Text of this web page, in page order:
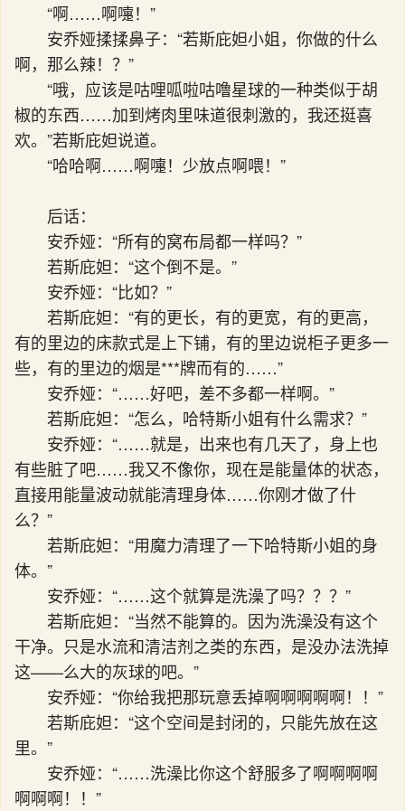
“啊……啊嚏！”
安乔娅揉揉鼻子：“若斯庇妲小姐，你做的什么
啊，那么辣！？”
“哦，应该是咕哩呱啦咕噜星球的一种类似于胡
椒的东西……加到烤肉里味道很刺激的，我还挺喜
欢。”若斯庇妲说道。
“哈哈啊……啊嚏！少放点啊喂！”
后话：
安乔娅：“所有的窝布局都一样吗？”
若斯庇妲：“这个倒不是。”
安乔娅：“比如？”
若斯庇妲：“有的更长，有的更宽，有的更高，
有的里边的床款式是上下铺，有的里边说柜子更多一
些，有的里边的烟是***牌而有的……”
安乔娅：“……好吧，差不多都一样啊。”
若斯庇妲：“怎么，哈特斯小姐有什么需求？”
安乔娅：“……就是，出来也有几天了，身上也
有些脏了吧……我又不像你，现在是能量体的状态，
直接用能量波动就能清理身体……你刚才做了什
么？”
若斯庇妲：“用魔力清理了一下哈特斯小姐的身
体。”
安乔娅：“……这个就算是洗澡了吗？？？”
若斯庇妲：“当然不能算的。因为洗澡没有这个
干净。只是水流和清洁剂之类的东西，是没办法洗掉
这——么大的灰球的吧。”
安乔娅：“你给我把那玩意丢掉啊啊啊啊啊！！”
若斯庇妲：“这个空间是封闭的，只能先放在这
里。”
安乔娅：“……洗澡比你这个舒服多了啊啊啊啊
啊啊啊！！”